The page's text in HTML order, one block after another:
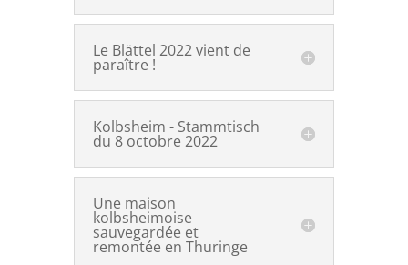
Le Blättel 2022 vient de
paraître !
Kolbsheim - Stammtisch
du 8 octobre 2022
Une maison
kolbsheimoise
sauvegardée et
remontée en Thuringe